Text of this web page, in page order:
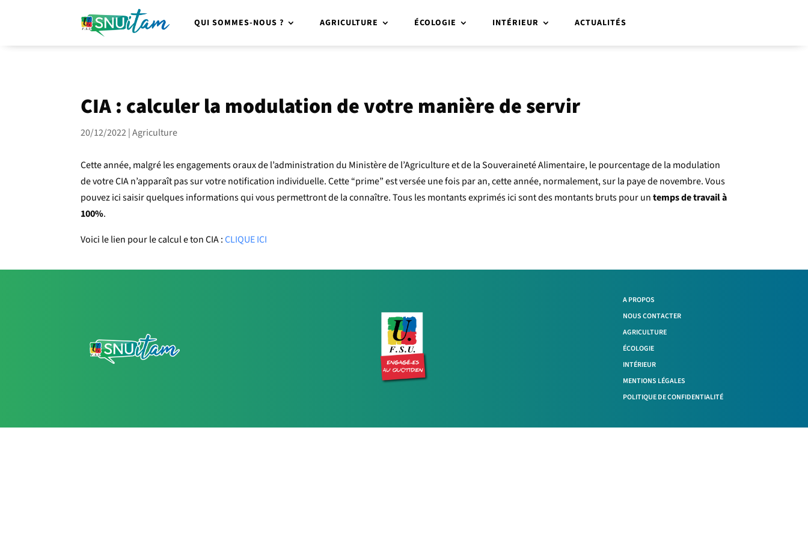
QUI SOMMES-NOUS ? AGRICULTURE ÉCOLOGIE INTÉRIEUR ACTUALITÉS
CIA : calculer la modulation de votre manière de servir
20/12/2022|Agriculture
Cette année, malgré les engagements oraux de l’administration du Ministère de l’Agriculture et de la Souveraineté Alimentaire, le pourcentage de la modulation
de votre CIA n’apparaît pas sur votre notification individuelle. Cette “prime” est versée une fois par an, cette année, normalement, sur la paye de novembre. Vous
pouvez ici saisir quelques informations qui vous permettront de la connaître. Tous les montants exprimés ici sont des montants bruts pour untemps de travail à
100%.
Voici le lien pour le calcul e ton CIA :CLIQUE ICI
A PROPOS
NOUS CONTACTER
AGRICULTURE
ÉCOLOGIE
INTÉRIEUR
MENTIONS LÉGALES
POLITIQUE DE CONFIDENTIALITÉ